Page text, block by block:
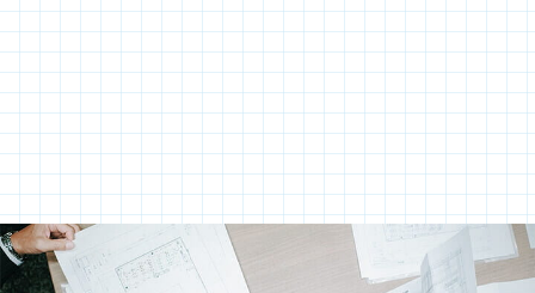
変更による対応と、現状のオフィス面積を見直して対応すること
ィス面積はそのままに、社員の働き方に合わせて座席数を削減。
必要な空間も新たに設けるレイアウトにリニューアルする必要が